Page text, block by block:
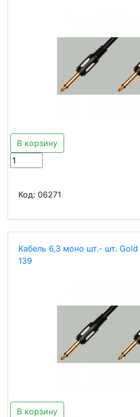
В корзину
Код: 06271
Кабель 6,3 моно шт.- шт.
139
В корзину